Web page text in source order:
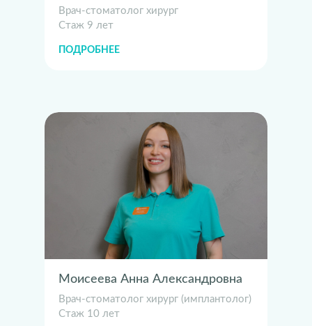
Врач-стоматолог хирург
Стаж 9 лет
ПОДРОБНЕЕ
Моисеева Анна Александровна
Врач-стоматолог хирург (имплантолог)
Стаж 10 лет